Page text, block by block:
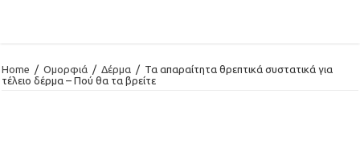
Home / Ομορφιά / Δέρμα / Τα απαραίτητα θρεπτικά συστατικά για
τέλειο δέρμα – Πού θα τα βρείτε